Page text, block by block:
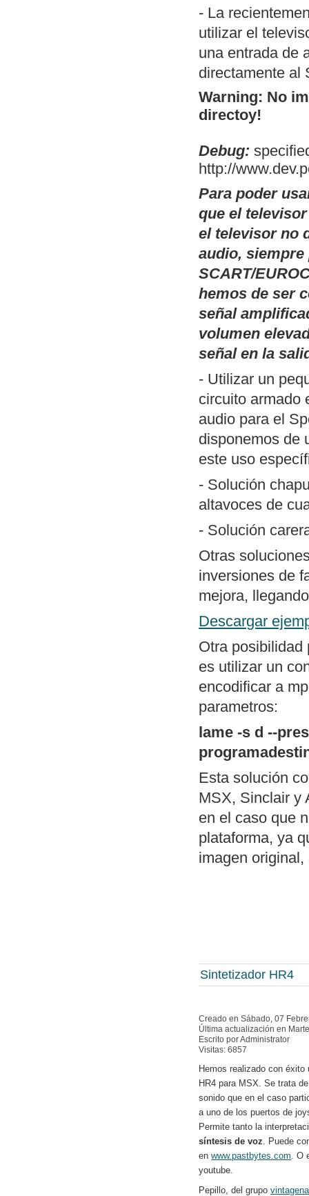
switch.com.
Conversor de
código
utilidad es la
compilación
operativos, a
OpenMSX
Linux de
selectores de
modelo de
plataformas
existen esos
Publicamos
(TSR)
monitor de
inversión del
que han
DOS y un
Publicamos
SciTE (Linux/
ZXSpectrum.
herramientas
desarrollar
Actualización
MP3". Incluye
forma
Nueva
aunque
menú al estilo
Mapa
- La
utilizar el
una entrada de
directamente al
Warning: No
directoy!
Debug:
http://
Para poder
que el
el televisor no
audio,
SCART/
hemos de ser
señal
volumen
señal en la
- Utilizar un
circuito armado
audio para el
disponemos de
este uso
- Solución
altavoces de
- Solución
Otras
inversiones de
mejora,
Descargar
Otra posibilidad
es utilizar un
encodificar a
parametros:
lame -s d --
Esta solución
MSX, Sinclair y
en el caso que
plataforma, ya
imagen
Sintetizador HR4
Creado en Sábado, 07
Última actualización en
Escrito por Administrator
Visitas: 6857
Hemos realizado con
HR4 para MSX. Se trata
sonido que en el caso
a uno de los puertos de
Permite tanto la
síntesis de voz. Puede
enwww.pastbytes.com. O
youtube.
Pepillo, del grupo